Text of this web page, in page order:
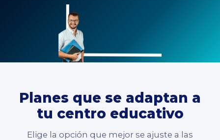
Planes que se adaptan a
tu centro educativo
Elige la opción que mejor se ajuste a las